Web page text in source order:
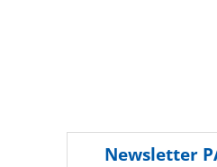
Newsletter